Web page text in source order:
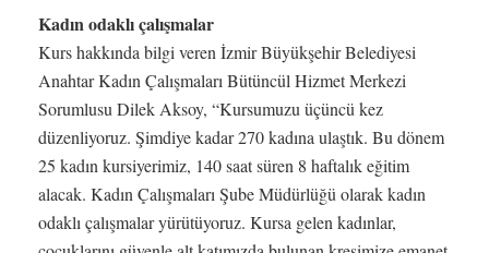
Kadın odaklı çalışmalar
Kurs hakkında bilgi veren İzmir Büyükşehir Belediyesi
Anahtar Kadın Çalışmaları Bütüncül Hizmet Merkezi
Sorumlusu Dilek Aksoy, “Kursumuzu üçüncü kez
düzenliyoruz. Şimdiye kadar 270 kadına ulaştık. Bu dönem
25 kadın kursiyerimiz, 140 saat süren 8 haftalık eğitim
alacak. Kadın Çalışmaları Şube Müdürlüğü olarak kadın
odaklı çalışmalar yürütüyoruz. Kursa gelen kadınlar,